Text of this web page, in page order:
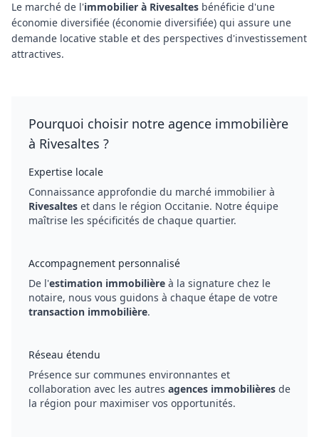
Le marché de l'immobilier à Rivesaltes bénéficie d'une
économie diversifiée (économie diversifiée) qui assure une
demande locative stable et des perspectives d'investissement
attractives.
Pourquoi choisir notre agence immobilière
à Rivesaltes ?
Expertise locale
Connaissance approfondie du marché immobilier à
Rivesaltes et dans le région Occitanie. Notre équipe
maîtrise les spécificités de chaque quartier.
Accompagnement personnalisé
De l'estimation immobilière à la signature chez le
notaire, nous vous guidons à chaque étape de votre
transaction immobilière.
Réseau étendu
Présence sur communes environnantes et
collaboration avec les autres agences immobilières de
la région pour maximiser vos opportunités.